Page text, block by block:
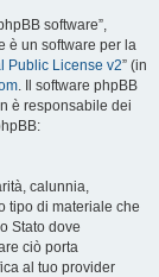
software”,
è un software per la
Public License v2” (in
. Il software phpBB
è responsabile dei
calunnia,
tipo di materiale che
Stato dove
ciò porta
al tuo provider